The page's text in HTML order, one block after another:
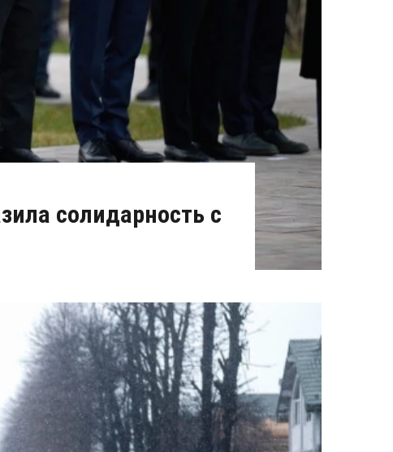
солидарность с